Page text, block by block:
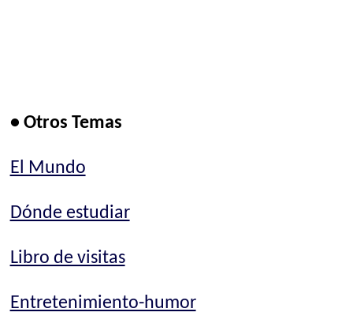
• Otros Temas
El Mundo
Dónde estudiar
Libro de visitas
Entretenimiento-humor